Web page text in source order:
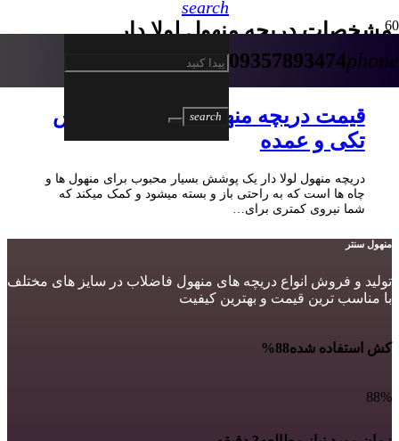
09357893474phone
search
search
مشخصات دریچه منهول لولا دار
قیمت دریچه منهول لولا دار – فروش
تکی و عمده
دریچه منهول لولا دار یک پوشش بسیار محبوب برای منهول ها و
چاه ها است که به راحتی باز و بسته میشود و کمک میکند که
شما نیروی کمتری برای…
منهول سنتر
تولید و فروش انواع دریچه های منهول فاضلاب در سایز های مختلف
با مناسب ترین قیمت و بهترین کیفیت
کش استفاده شده88%
88%